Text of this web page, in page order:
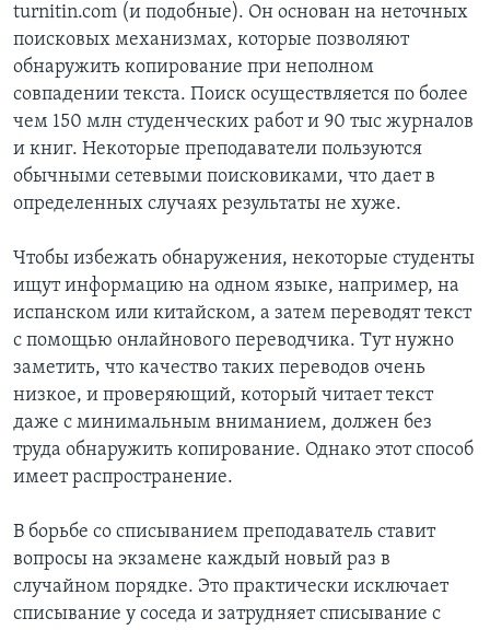
turnitin.com (и подобные). Он основан на неточных
поисковых механизмах, которые позволяют
обнаружить копирование при неполном
совпадении текста. Поиск осуществляется по более
чем 150 млн студенческих работ и 90 тыс журналов
и книг. Некоторые преподаватели пользуются
обычными сетевыми поисковиками, что дает в
определенных случаях результаты не хуже.
Чтобы избежать обнаружения, некоторые студенты
ищут информацию на одном языке, например, на
испанском или китайском, а затем переводят текст
с помощью онлайнового переводчика. Тут нужно
заметить, что качество таких переводов очень
низкое, и проверяющий, который читает текст
даже с минимальным вниманием, должен без
труда обнаружить копирование. Однако этот способ
имеет распространение.
В борьбе со списыванием преподаватель ставит
вопросы на экзамене каждый новый раз в
случайном порядке. Это практически исключает
списывание у соседа и затрудняет списывание с